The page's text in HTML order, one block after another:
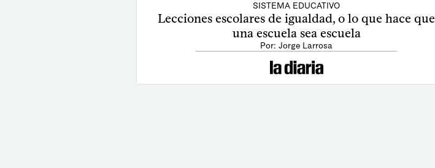
SISTEMA EDUCATIVO
Lecciones escolares de igualdad, o lo que hace que
una escuela sea escuela
Por: Jorge Larrosa